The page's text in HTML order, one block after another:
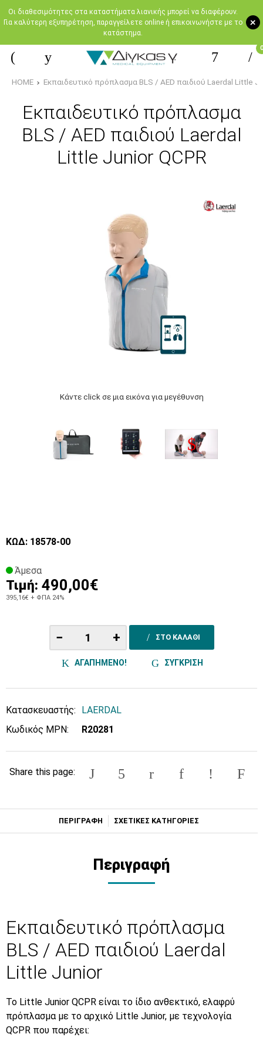
+
Oι διαθεσιμότητες στα καταστήματα λιανικής μπορεί να διαφέρουν.
Για καλύτερη εξυπηρέτηση, παραγγείλετε online ή επικοινωνήστε με το
κατάστημα.
0
HOME Εκπαιδευτικό πρόπλασμα BLS / AED παιδιού Laerdal Little
Εκπαιδευτικό πρόπλασμα
BLS / AED παιδιού Laerdal
Little Junior QCPR
Κάντε click σε μια εικόνα για μεγέθυνση
ΚΩΔ: 18578-00
Άμεσα
Τιμή: 490,00€
395,16€ + ΦΠΑ 24%
− + ΣΤΟ ΚΑΛΑΘΙ
ΑΓΑΠΗΜΕΝΟ! ΣΥΓΚΡΙΣΗ
Κατασκευαστής:
LAERDAL
Κωδικός MPN:
R20281
Share this page:
ΠΕΡΙΓΡΑΦΗ ΣΧΕΤΙΚΕΣ ΚΑΤΗΓΟΡΙΕΣ
Περιγραφή
Εκπαιδευτικό πρόπλασμα
BLS / AED παιδιού Laerdal
Little Junior
Το Little Junior QCPR είναι το ίδιο ανθεκτικό, ελαφρύ
πρόπλασμα µε τo αρχικό Little Junior, με τεχνολογία
QCPR που παρέχει: